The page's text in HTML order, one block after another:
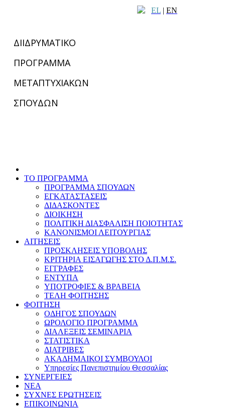
EL | EN
ΔΙΙΔΡΥΜΑΤΙΚΟ
ΠΡΟΓΡΑΜΜΑ
ΜΕΤΑΠΤΥΧΙΑΚΩΝ
ΣΠΟΥΔΩΝ
ΤΟ ΠΡΟΓΡΑΜΜΑ
ΠΡΟΓΡΑΜΜΑ ΣΠΟΥΔΩΝ
ΕΓΚΑΤΑΣΤΑΣΕΙΣ
ΔΙΔΑΣΚΟΝΤΕΣ
ΔΙΟΙΚΗΣΗ
ΠΟΛΙΤΙΚΗ ΔΙΑΣΦΑΛΙΣΗ ΠΟΙΟΤΗΤΑΣ
ΚΑΝΟΝΙΣΜΟΙ ΛΕΙΤΟΥΡΓΙΑΣ
ΑΙΤΗΣΕΙΣ
ΠΡΟΣΚΛΗΣΕΙΣ ΥΠΟΒΟΛΗΣ
ΚΡΙΤΗΡΙΑ ΕΙΣΑΓΩΓΗΣ ΣΤΟ Δ.Π.Μ.Σ.
ΕΓΓΡΑΦΕΣ
ΕΝΤΥΠΑ
ΥΠΟΤΡΟΦΙΕΣ & ΒΡΑΒΕΙΑ
ΤΕΛΗ ΦΟΙΤΗΣΗΣ
ΦΟΙΤΗΣΗ
ΟΔΗΓΟΣ ΣΠΟΥΔΩΝ
ΩΡΟΛΟΓΙΟ ΠΡΟΓΡΑΜΜΑ
ΔΙΑΛΕΞΕΙΣ ΣΕΜΙΝΑΡΙΑ
ΣΤΑΤΙΣΤΙΚΑ
ΔΙΑΤΡΙΒΕΣ
ΑΚΑΔΗΜΑΙΚΟΙ ΣΥΜΒΟΥΛΟΙ
Υπηρεσίες Πανεπιστημίου Θεσσαλίας
ΣΥΝΕΡΓΕΙΕΣ
ΝΕΑ
ΣΥΧΝΕΣ ΕΡΩΤΗΣΕΙΣ
ΕΠΙΚΟΙΝΩΝΙΑ